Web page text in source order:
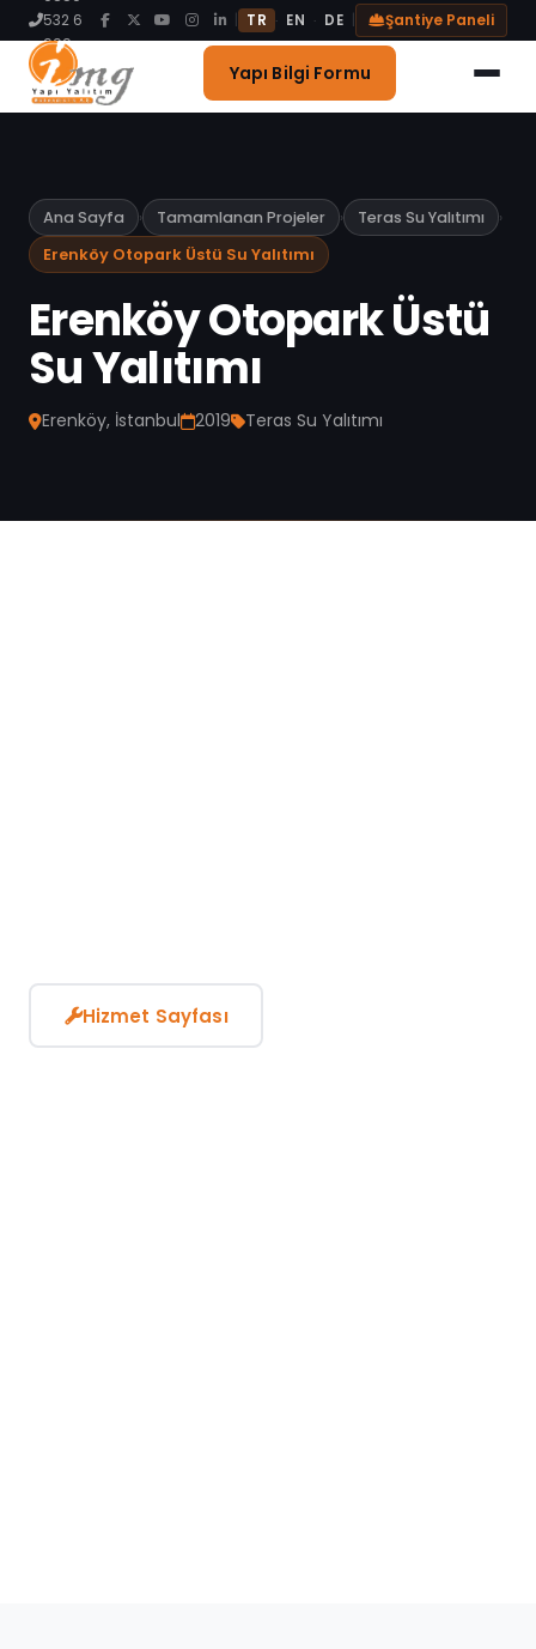
532 6
999
TR · EN · DE Şantiye Paneli
Blog
İletişim
Yapı Bilgi Formu
Ana Sayfa › Tamamlanan Projeler › Teras Su Yalıtımı ›
Erenköy Otopark Üstü Su Yalıtımı
Erenköy Otopark Üstü
Su Yalıtımı
Erenköy, İstanbul 2019 Teras Su Yalıtımı
Hizmet Sayfası